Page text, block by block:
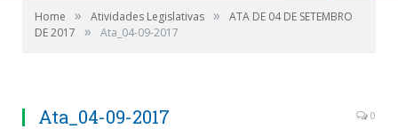
Home » Atividades Legislativas »
ATA DE 04 DE SETEMBRO
DE 2017
» Ata_04-09-2017
Ata_04-09-2017 0